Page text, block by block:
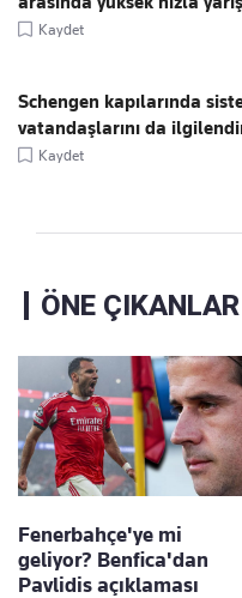
Kaydet
Schengen kapılarında
vatandaşlarını da
Kaydet
ÖNE ÇIKANLAR
Fenerbahçe'ye mi
geliyor? Benfica'dan
Pavlidis açıklaması